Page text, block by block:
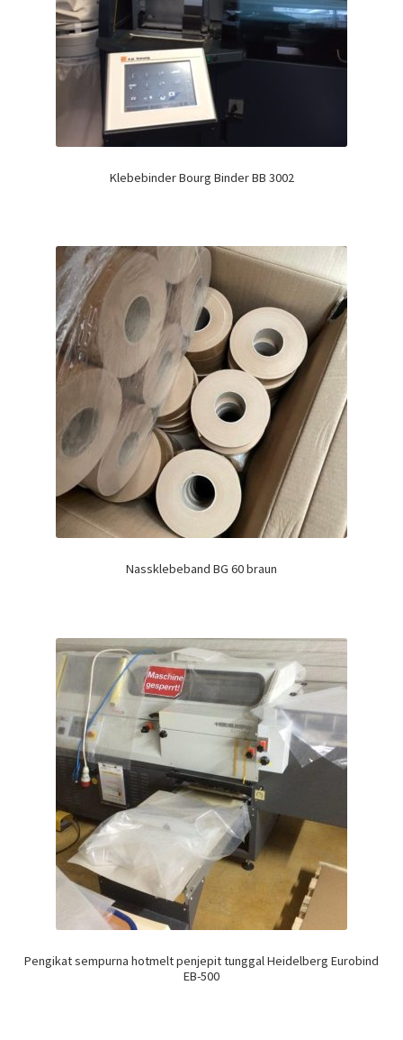
Klebebinder Bourg Binder BB 3002
Nassklebeband BG 60 braun
Pengikat sempurna hotmelt penjepit tunggal Heidelberg Eurobind
EB-500